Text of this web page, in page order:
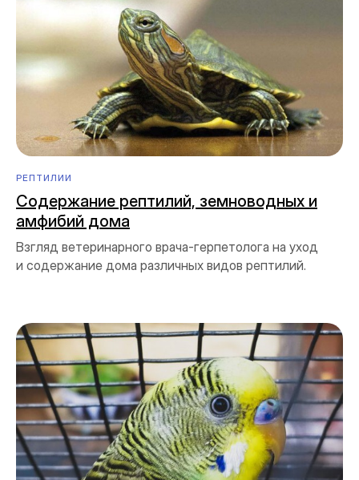
РЕПТИЛИИ
Содержание рептилий, земноводных и
амфибий дома
Взгляд ветеринарного врача-герпетолога на уход
и содержание дома различных видов рептилий.